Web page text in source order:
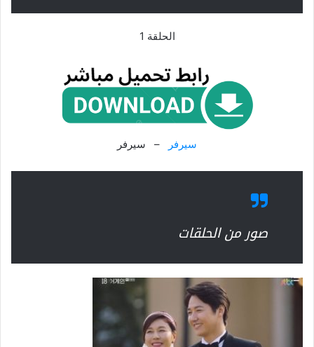
الحلقة 1
سيرفر – سيرفر
صور من الحلقات